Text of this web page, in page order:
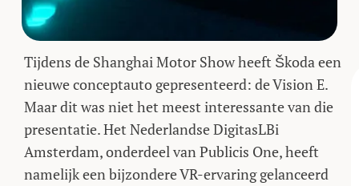
Tijdens de Shanghai Motor Show heeft Škoda een
nieuwe conceptauto gepresenteerd: de Vision E.
Maar dit was niet het meest interessante van die
presentatie. Het Nederlandse DigitasLBi
Amsterdam, onderdeel van Publicis One, heeft
namelijk een bijzondere VR-ervaring gelanceerd